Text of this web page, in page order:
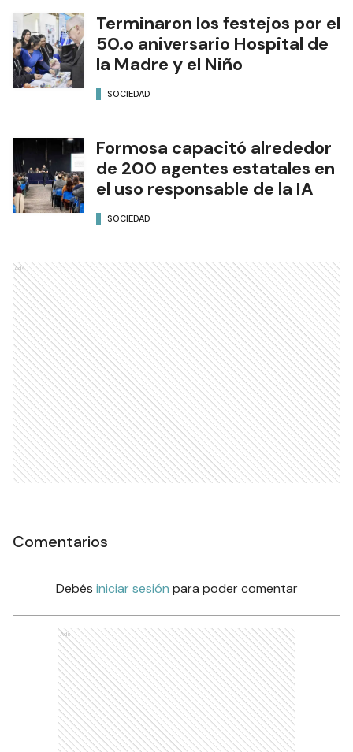
Terminaron los festejos por el
50.o aniversario Hospital de
la Madre y el Niño
SOCIEDAD
Formosa capacitó alrededor
de 200 agentes estatales en
el uso responsable de la IA
SOCIEDAD
Ads
Comentarios
Debés iniciar sesión para poder comentar
Ads